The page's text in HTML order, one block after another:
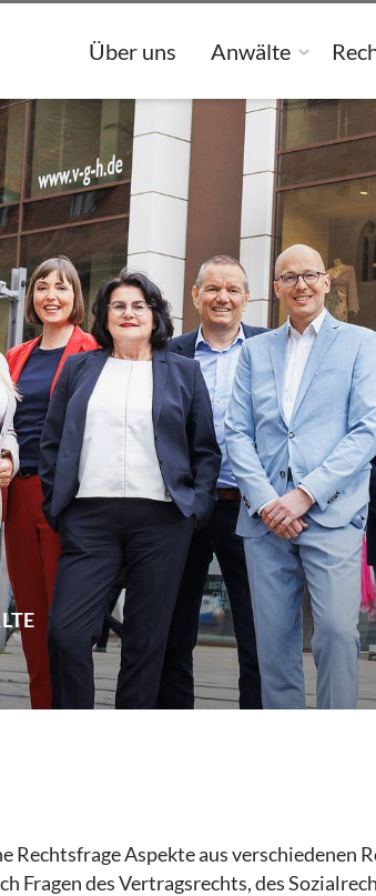
Über uns Anwälte
Rechtsfrage Aspekte aus verschiedenen
des Vertragsrechts, des